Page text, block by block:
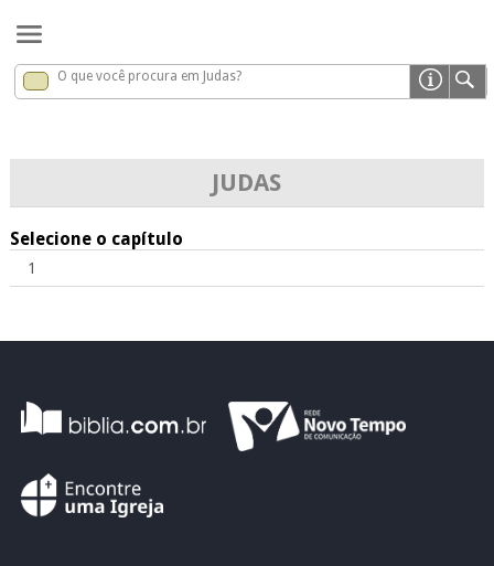
Judas x
O que você procura em Judas?
JUDAS
Selecione o capítulo
1